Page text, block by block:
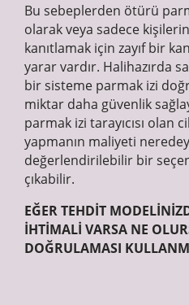
Bu sebeplerden ötürü
olarak veya sadece kişilerin
kanıtlamak için zayıf bir
yarar vardır. Halihazırda
bir sisteme parmak izi
miktar daha güvenlik
parmak izi tarayıcısı olan
yapmanın maliyeti
değerlendirilebilir bir
çıkabilir.
EĞER TEHDİT
İHTİMALİ VARSA NE
DOĞRULAMASI